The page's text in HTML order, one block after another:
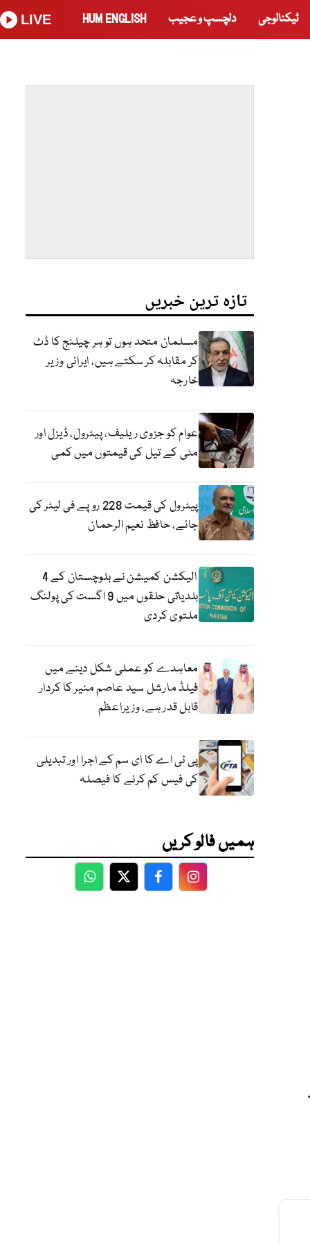
ٹیکنالوجی دلچسپ و عجیب HUM ENGLISH
LIVE
تازہ ترین خبریں
مسلمان متحد ہوں تو ہر چیلنج کا ڈٹ
کر مقابلہ کر سکتے ہیں، ایرانی وزیر
خارجہ
عوام کو جزوی ریلیف، پیٹرول، ڈیزل اور
مٹی کے تیل کی قیمتوں میں کمی
پیٹرول کی قیمت 228 روپے فی لیٹر کی
جائے، حافظ نعیم الرحمان
الیکشن کمیشن نے بلوچستان کے 4
بلدیاتی حلقوں میں 9 اگست کی پولنگ
ملتوی کردی
معاہدے کو عملی شکل دینے میں
فیلڈ مارشل سید عاصم منیر کا کردار
قابل قدر ہے، وزیراعظم
پی ٹی اے کا ای سم کے اجرا اور تبدیلی
کی فیس کم کرنے کا فیصلہ
ہمیں فالو کریں
WhatsApp
TwitterFacebookFacebook